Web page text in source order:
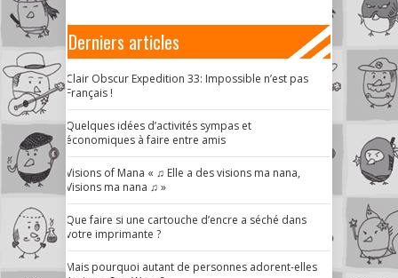
Derniers articles
Clair Obscur Expedition 33: Impossible n’est pas
Français !
Quelques idées d’activités sympas et
économiques à faire entre amis
Visions of Mana « ♫ Elle a des visions ma nana,
Visions ma nana ♫ »
Que faire si une cartouche d’encre a séché dans
votre imprimante ?
Mais pourquoi autant de personnes adorent-elles